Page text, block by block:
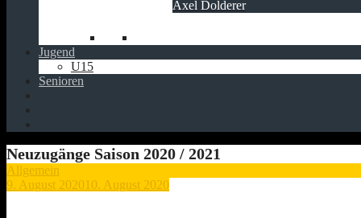
Axel Dolderer
Jugend
U15
Senioren
Neuzugänge Saison 2020 / 2021
Allgemein
9. August 2020 10. August 2020